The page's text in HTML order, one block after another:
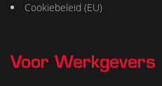
Cookiebeleid (EU)
Voor Werkgevers